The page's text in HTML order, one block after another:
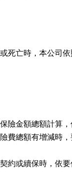
死亡時，本公司
險金額總額計算
費總額有增減時
約或續保時，依